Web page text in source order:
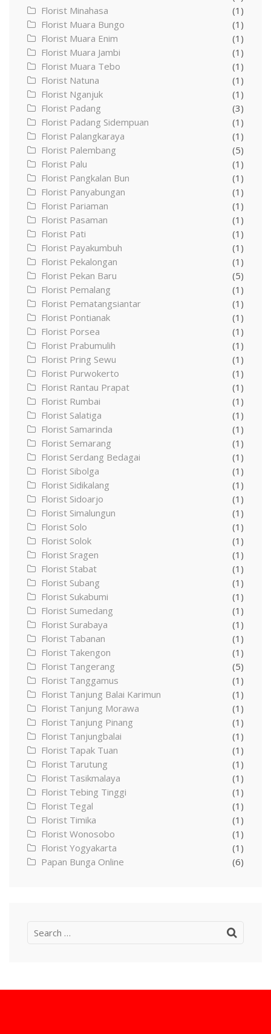
Florist Minahasa
(1)
Florist Muara Bungo
(1)
Florist Muara Enim
(1)
Florist Muara Jambi
(1)
Florist Muara Tebo
(1)
Florist Natuna
(1)
Florist Nganjuk
(1)
Florist Padang
(3)
Florist Padang Sidempuan
(1)
Florist Palangkaraya
(1)
Florist Palembang
(5)
Florist Palu
(1)
Florist Pangkalan Bun
(1)
Florist Panyabungan
(1)
Florist Pariaman
(1)
Florist Pasaman
(1)
Florist Pati
(1)
Florist Payakumbuh
(1)
Florist Pekalongan
(1)
Florist Pekan Baru
(5)
Florist Pemalang
(1)
Florist Pematangsiantar
(1)
Florist Pontianak
(1)
Florist Porsea
(1)
Florist Prabumulih
(1)
Florist Pring Sewu
(1)
Florist Purwokerto
(1)
Florist Rantau Prapat
(1)
Florist Rumbai
(1)
Florist Salatiga
(1)
Florist Samarinda
(1)
Florist Semarang
(1)
Florist Serdang Bedagai
(1)
Florist Sibolga
(1)
Florist Sidikalang
(1)
Florist Sidoarjo
(1)
Florist Simalungun
(1)
Florist Solo
(1)
Florist Solok
(1)
Florist Sragen
(1)
Florist Stabat
(1)
Florist Subang
(1)
Florist Sukabumi
(1)
Florist Sumedang
(1)
Florist Surabaya
(1)
Florist Tabanan
(1)
Florist Takengon
(1)
Florist Tangerang
(5)
Florist Tanggamus
(1)
Florist Tanjung Balai Karimun
(1)
Florist Tanjung Morawa
(1)
Florist Tanjung Pinang
(1)
Florist Tanjungbalai
(1)
Florist Tapak Tuan
(1)
Florist Tarutung
(1)
Florist Tasikmalaya
(1)
Florist Tebing Tinggi
(1)
Florist Tegal
(1)
Florist Timika
(1)
Florist Wonosobo
(1)
Florist Yogyakarta
(1)
Papan Bunga Online
(6)
Search